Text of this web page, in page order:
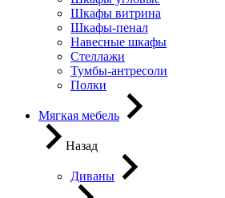
Шкафы витрина
Шкафы-пенал
Навесные шкафы
Стеллажи
Тумбы-антресоли
Полки
Мягкая мебель
Назад
Диваны